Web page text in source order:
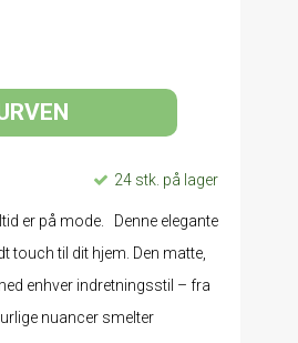
24 stk. på lager
er på mode. Denne elegante
touch til dit hjem. Den matte,
enhver indretningsstil – fra
nuancer smelter